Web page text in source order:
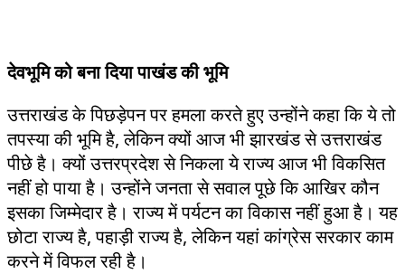
देवभूमि को बना दिया पाखंड की भूमि
उत्तराखंड के पिछड़ेपन पर हमला करते हुए उन्होंने कहा कि ये तो
तपस्या की भूमि है, लेकिन क्यों आज भी झारखंड से उत्तराखंड
पीछे है। क्यों उत्तरप्रदेश से निकला ये राज्य आज भी विकसित
नहीं हो पाया है। उन्होंने जनता से सवाल पूछे कि आखिर कौन
इसका जिम्मेदार है। राज्य में पर्यटन का विकास नहीं हुआ है। यह
छोटा राज्य है, पहाड़ी राज्य है, लेकिन यहां कांग्रेस सरकार काम
करने में विफल रही है।